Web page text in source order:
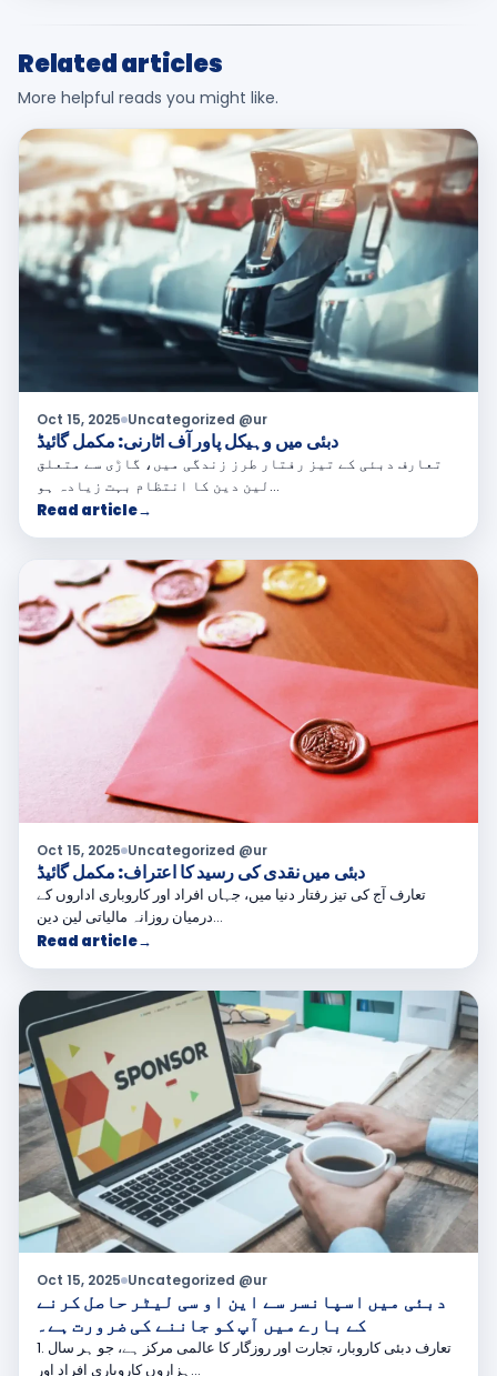
Related articles
More helpful reads you might like.
Oct 15, 2025 Uncategorized @ur
دبئی میں وہیکل پاور آف اٹارنی: مکمل گائیڈ
تعارف دبئی کے تیز رفتار طرز زندگی میں، گاڑی سے متعلق
لین دین کا انتظام بہت زیادہ ہو…
Read article→
Oct 15, 2025 Uncategorized @ur
دبئی میں نقدی کی رسید کا اعتراف: مکمل گائیڈ
تعارف آج کی تیز رفتار دنیا میں، جہاں افراد اور کاروباری اداروں کے
درمیان روزانہ مالیاتی لین دین…
Read article→
Oct 15, 2025 Uncategorized @ur
دبئی میں اسپانسر سے این او سی لیٹر حاصل کرنے
کے بارے میں آپ کو جاننے کی ضرورت ہے۔
1. تعارف دبئی کاروبار، تجارت اور روزگار کا عالمی مرکز ہے، جو ہر سال
ہزاروں کاروباری افراد اور…